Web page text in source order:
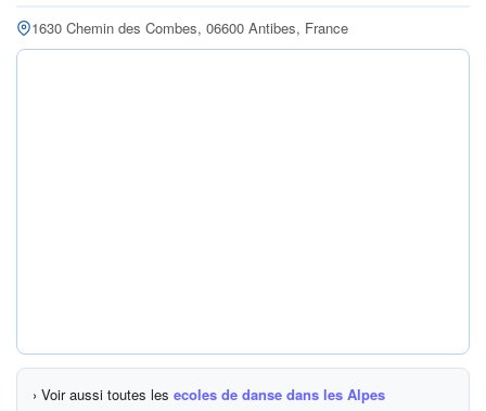
1630 Chemin des Combes, 06600 Antibes, France
› Voir aussi toutes les ecoles de danse dans les Alpes